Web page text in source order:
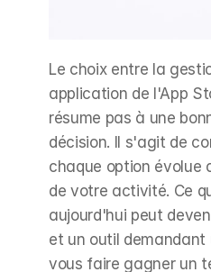
Le choix entre la
application de l'App
résume pas à une
décision. Il s'agit de
chaque option évolue
de votre activité. Ce
aujourd'hui peut
et un outil
vous faire gagner un